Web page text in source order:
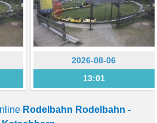
2026-08-06
13:01
Rodelbahn Rodelbahn -